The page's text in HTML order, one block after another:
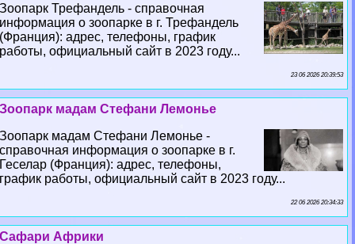
Зоопарк Трефандель - справочная
информация о зоопарке в г. Трефандель
(Франция): адрес, телефоны, график
работы, официальный сайт в 2023 году...
23 06 2026 20:39:53
Зоопарк мадам Стефани Лемонье
Зоопарк мадам Стефани Лемонье -
справочная информация о зоопарке в г.
Геселар (Франция): адрес, телефоны,
график работы, официальный сайт в 2023 году...
22 06 2026 20:34:33
Сафари Африки